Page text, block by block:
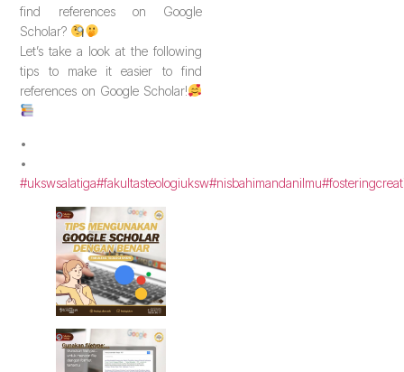
find references on Google
Scholar?
Let’s take a look at the following
tips to make it easier to find
references on Google Scholar!
•
•
#ukswsalatiga#fakultasteologiuksw#nisbahimandanilmu